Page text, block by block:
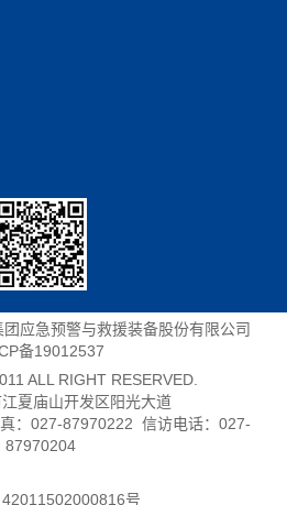
应急预警与救援装备股份有限公司
备19012537
ALL RIGHT RESERVED.
夏庙山开发区阳光大道
：027-87970222 信访电话：027-
87970204
号